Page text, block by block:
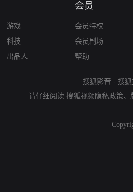
游戏
科技
出品人
会员
会员特权
会员剧场
帮助
搜狐影音 - 搜
请仔细阅读 搜狐视频隐私政策、